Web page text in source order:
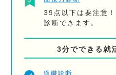
39点以下は要注意
診断できます。
3分でできる就
適職診断